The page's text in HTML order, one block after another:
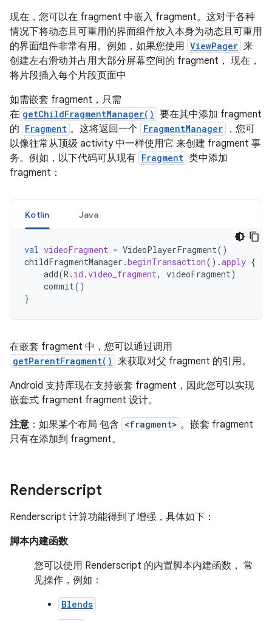
现在，您可以在 fragment 中嵌入 fragment。这对于各种
情况下将动态且可重用的界面组件放入本身为动态且可重用
的界面组件非常有用。例如，如果您使用 ViewPager 来
创建左右滑动并占用大部分屏幕空间的 fragment， 现在，
将片段插入每个片段页面中
如需嵌套 fragment，只需
在 getChildFragmentManager() 要在其中添加 fragment
的 Fragment 。这将返回一个 FragmentManager
，您可
以像往常从顶级 activity 中一样使用它 来创建 fragment 事
务。例如，以下代码可从现有 Fragment 类中添加
fragment：
Kotlin Java
val videoFragment = VideoPlayerFragment()
childFragmentManager .beginTransaction().apply {
add(R . id .video_fragment, videoFragment)
commit()
}
在嵌套 fragment 中，您可以通过调用
getParentFragment() 来获取对父 fragment 的引用。
Android 支持库现在支持嵌套 fragment，因此您可以实现
嵌套式 fragment fragment 设计。
注意：如果某个布局 包含 <fragment> 。嵌套 fragment
只有在添加到 fragment。
Renderscript
Renderscript 计算功能得到了增强，具体如下：
脚本内建函数
您可以使用 Renderscript 的内置脚本内建函数， 常
见操作，例如：
Blends